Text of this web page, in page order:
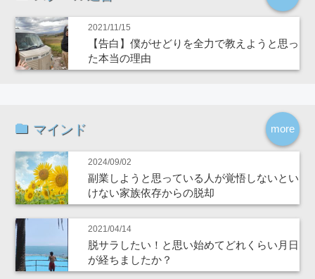
2021/11/15
【告白】僕がせどりを全力で教えようと思っ
た本当の理由
more
マインド
2024/09/02
副業しようと思っている人が覚悟しないとい
けない家族依存からの脱却
2021/04/14
脱サラしたい！と思い始めてどれくらい月日
が経ちましたか？